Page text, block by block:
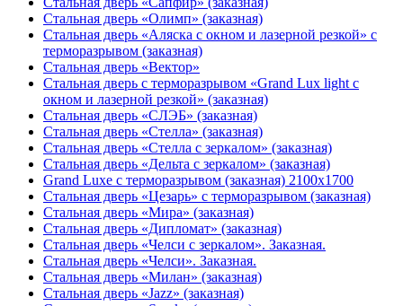
Стальная дверь «Олимп» (заказная)
Стальная дверь «Аляска с окном и лазерной резкой» с
терморазрывом (заказная)
Стальная дверь «Вектор»
Стальная дверь с терморазрывом «Grand Lux light с
окном и лазерной резкой» (заказная)
Стальная дверь «СЛЭБ» (заказная)
Стальная дверь «Стелла» (заказная)
Стальная дверь «Стелла с зеркалом» (заказная)
Стальная дверь «Дельта с зеркалом» (заказная)
Grand Luxe с терморазрывом (заказная) 2100х1700
Стальная дверь «Цезарь» с терморазрывом (заказная)
Стальная дверь «Мира» (заказная)
Стальная дверь «Дипломат» (заказная)
Стальная дверь «Челси с зеркалом». Заказная.
Стальная дверь «Челси». Заказная.
Стальная дверь «Милан» (заказная)
Стальная дверь «Jazz» (заказная)